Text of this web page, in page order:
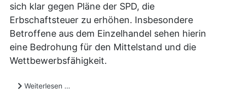
sich klar gegen Pläne der SPD, die
Erbschaftsteuer zu erhöhen. Insbesondere
Betroffene aus dem Einzelhandel sehen hierin
eine Bedrohung für den Mittelstand und die
Wettbewerbsfähigkeit.
Weiterlesen …